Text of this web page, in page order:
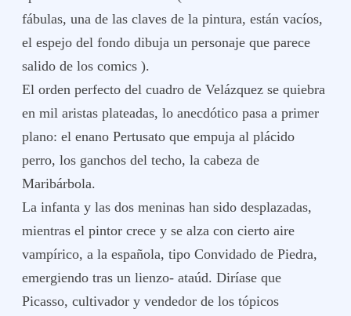
fábulas, una de las claves de la pintura, están vacíos,
el espejo del fondo dibuja un personaje que parece
salido de los comics ).
El orden perfecto del cuadro de Velázquez se quiebra
en mil aristas plateadas, lo anecdótico pasa a primer
plano: el enano Pertusato que empuja al plácido
perro, los ganchos del techo, la cabeza de
Maribárbola.
La infanta y las dos meninas han sido desplazadas,
mientras el pintor crece y se alza con cierto aire
vampírico, a la española, tipo Convidado de Piedra,
emergiendo tras un lienzo- ataúd. Diríase que
Picasso, cultivador y vendedor de los tópicos